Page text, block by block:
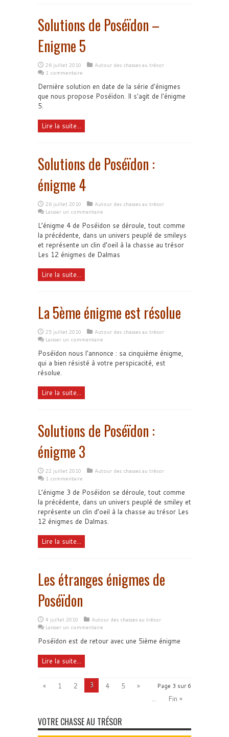
Solutions de Poséïdon –
Enigme 5
26 juillet 2010
Autour des chasses au trésor
1 commentaire
Dernière solution en date de la série d'énigmes
que nous propose Poséïdon. Il s'agit de l'énigme
5.
Lire la suite...
Solutions de Poséïdon :
énigme 4
26 juillet 2010
Autour des chasses au trésor
Laisser un commentaire
L’énigme 4 de Poséïdon se déroule, tout comme
la précédente, dans un univers peuplé de smileys
et représente un clin d’oeil à la chasse au trésor
Les 12 énigmes de Dalmas
Lire la suite...
La 5ème énigme est résolue
25 juillet 2010
Autour des chasses au trésor
Laisser un commentaire
Poséïdon nous l'annonce : sa cinquième énigme,
qui a bien résisté à votre perspicacité, est
résolue.
Lire la suite...
Solutions de Poséïdon :
énigme 3
22 juillet 2010
Autour des chasses au trésor
1 commentaire
L’énigme 3 de Poséïdon se déroule, tout comme
la précédente, dans un univers peuplé de smiley et
représente un clin d’oeil à la chasse au trésor Les
12 énigmes de Dalmas.
Lire la suite...
Les étranges énigmes de
Poséïdon
4 juillet 2010
Autour des chasses au trésor
Laisser un commentaire
Poséïdon est de retour avec une 5ième énigme
Lire la suite...
Page 3 sur 6
« 1 2 3 4 5
»
...
Fin »
VOTRE CHASSE AU TRÉSOR